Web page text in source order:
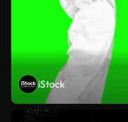
iStock